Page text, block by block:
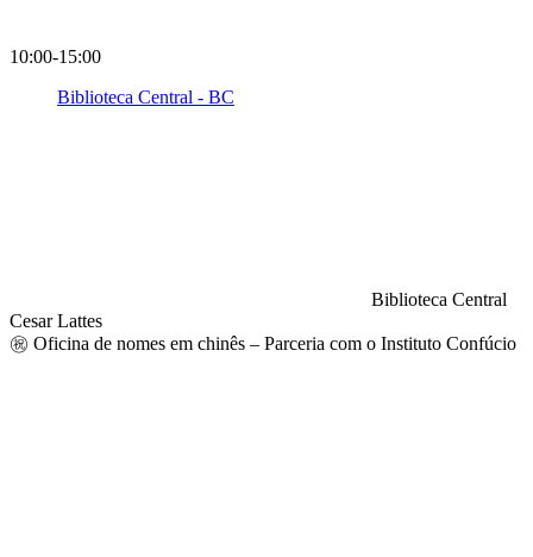
10:00-15:00
Biblioteca Central - BC
Biblioteca Central
Cesar Lattes
㊗️ Oficina de nomes em chinês – Parceria com o Instituto Confúcio